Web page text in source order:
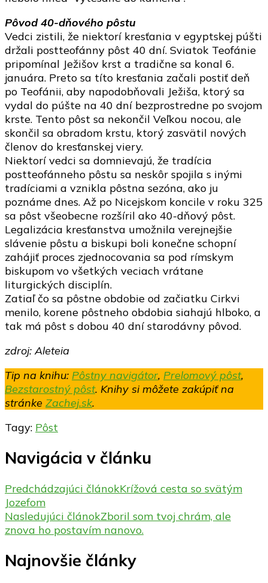
Pôvod 40-dňového pôstu
Vedci zistili, že niektorí kresťania v egyptskej púšti
držali postteofánny pôst 40 dní. Sviatok Teofánie
pripomínal Ježišov krst a tradične sa konal 6.
januára. Preto sa títo kresťania začali postiť deň
po Teofánii, aby napodobňovali Ježiša, ktorý sa
vydal do púšte na 40 dní bezprostredne po svojom
krste. Tento pôst sa nekončil Veľkou nocou, ale
skončil sa obradom krstu, ktorý zasvätil nových
členov do kresťanskej viery.
Niektorí vedci sa domnievajú, že tradícia
postteofánneho pôstu sa neskôr spojila s inými
tradíciami a vznikla pôstna sezóna, ako ju
poznáme dnes. Až po Nicejskom koncile v roku 325
sa pôst všeobecne rozšíril ako 40-dňový pôst.
Legalizácia kresťanstva umožnila verejnejšie
slávenie pôstu a biskupi boli konečne schopní
zahájiť proces zjednocovania sa pod rímskym
biskupom vo všetkých veciach vrátane
liturgických disciplín.
Zatiaľ čo sa pôstne obdobie od začiatku Cirkvi
menilo, korene pôstneho obdobia siahajú hlboko, a
tak má pôst s dobou 40 dní starodávny pôvod.
zdroj: Aleteia
Tip na knihu: Pôstny navigátor, Prelomový pôst,
Bezstarostný pôst. Knihy si môžete zakúpiť na
stránke Zachej.sk.
Tagy: Pôst
Navigácia v článku
Predchádzajúci článokKrížová cesta so svätým
Jozefom
Nasledujúci článokZboril som tvoj chrám, ale
znova ho postavím nanovo.
Najnovšie články